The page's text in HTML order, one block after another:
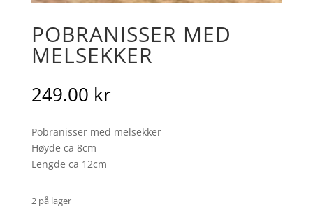
POBRANISSER MED
MELSEKKER
249.00 kr
Pobranisser med melsekker
Høyde ca 8cm
Lengde ca 12cm
2 på lager